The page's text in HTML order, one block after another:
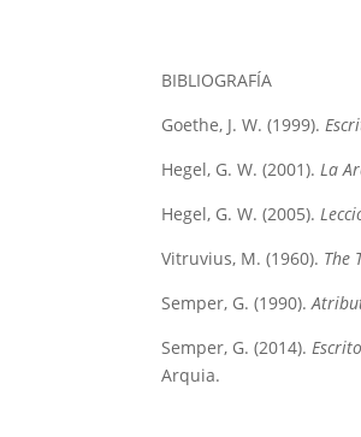
BIBLIOGRAFÍA
Goethe, J. W. (1999).
Hegel, G. W. (2001).La
Hegel, G. W. (2005).
Vitruvius, M. (1960). The
Semper, G. (1990).
Semper, G. (2014).
Arquia.